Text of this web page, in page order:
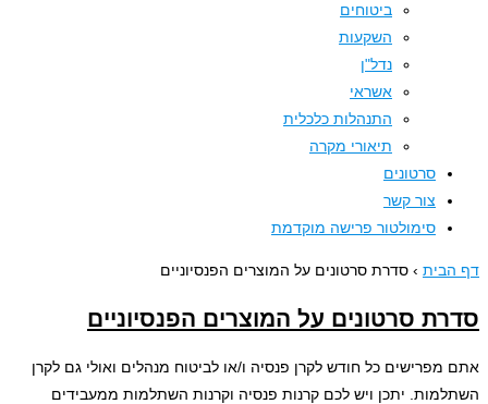
ביטוחים
השקעות
נדל"ן
אשראי
התנהלות כלכלית
תיאורי מקרה
סרטונים
צור קשר
סימולטור פרישה מוקדמת
› סדרת סרטונים על המוצרים הפנסיוניים
סרטונים על המוצרים הפנסיוניים
כל חודש לקרן פנסיה ו/או לביטוח מנהלים ואולי גם לקרן
יתכן ויש לכם קרנות פנסיה וקרנות השתלמות ממעבידים